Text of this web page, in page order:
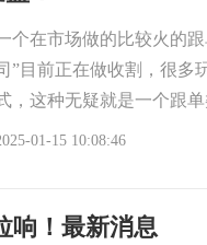
个在市场做的比较火的
”目前正在做收割，很多
，这种无疑就是一个跟
的收割无认知的
01-15 10:08:46
响！最新消息